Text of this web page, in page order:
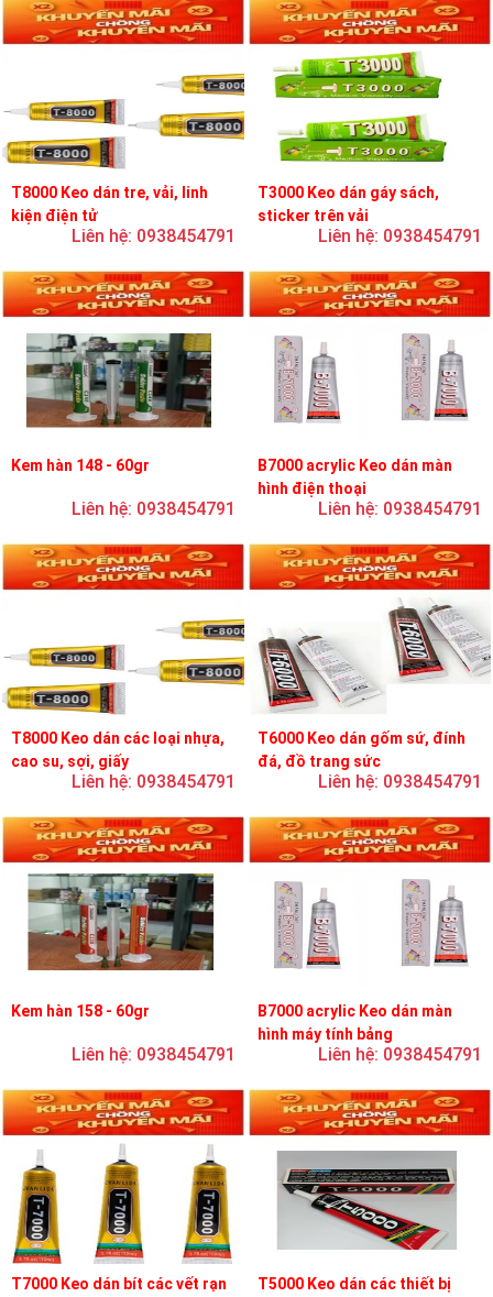
T8000 Keo dán tre, vải, linh
kiện điện tử
Liên hệ: 0938454791
T3000 Keo dán gáy sách,
sticker trên vải
Liên hệ: 0938454791
Kem hàn 148 - 60gr
Liên hệ: 0938454791
B7000 acrylic Keo dán màn
hình điện thoại
Liên hệ: 0938454791
T8000 Keo dán các loại nhựa,
cao su, sợi, giấy
Liên hệ: 0938454791
T6000 Keo dán gốm sứ, đính
đá, đồ trang sức
Liên hệ: 0938454791
Kem hàn 158 - 60gr
Liên hệ: 0938454791
B7000 acrylic Keo dán màn
hình máy tính bảng
Liên hệ: 0938454791
T7000 Keo dán bít các vết rạn
T5000 Keo dán các thiết bị